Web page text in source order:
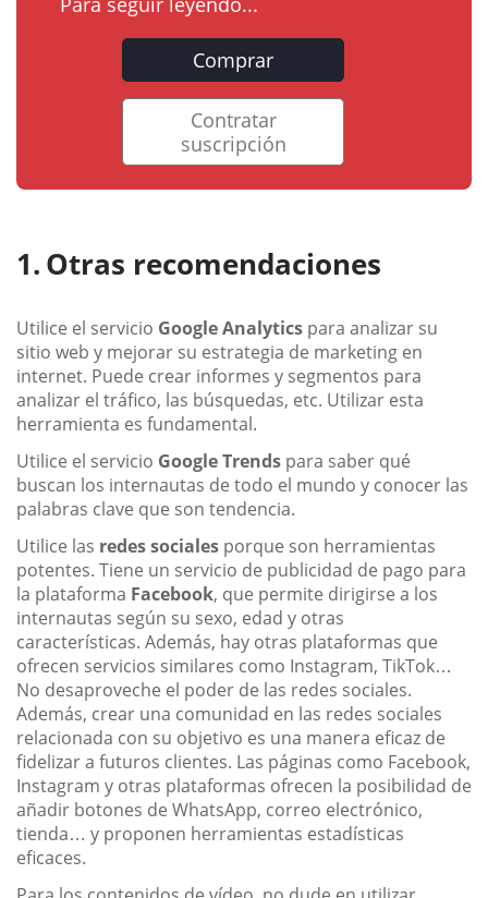
Comprar
Contratar
suscripción
Otras recomendaciones
Utilice el servicio Google Analytics para analizar su
sitio web y mejorar su estrategia de marketing en
internet. Puede crear informes y segmentos para
analizar el tráfico, las búsquedas, etc. Utilizar esta
herramienta es fundamental.
Utilice el servicio Google Trends para saber qué
buscan los internautas de todo el mundo y conocer las
palabras clave que son tendencia.
Utilice las redes sociales porque son herramientas
potentes. Tiene un servicio de publicidad de pago para
la plataforma Facebook, que permite dirigirse a los
internautas según su sexo, edad y otras
características. Además, hay otras plataformas que
ofrecen servicios similares como Instagram, TikTok…
No desaproveche el poder de las redes sociales.
Además, crear una comunidad en las redes sociales
relacionada con su objetivo es una manera eficaz de
fidelizar a futuros clientes. Las páginas como Facebook,
Instagram y otras plataformas ofrecen la posibilidad de
añadir botones de WhatsApp, correo electrónico,
tienda… y proponen herramientas estadísticas
eficaces.